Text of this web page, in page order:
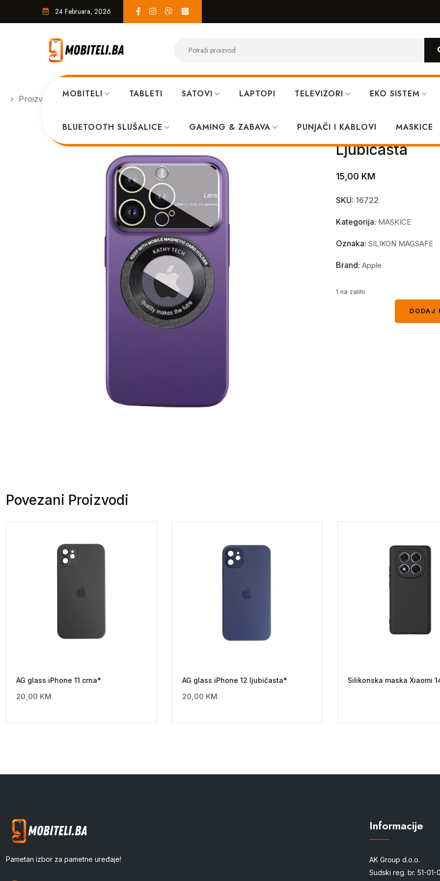
24 Februara, 2026
MOBITELI TABLETI SATOVI LAPTOPI TELEVIZORI EKO SISTEM
BLUETOOTH SLUŠALICE GAMING & ZABAVA PUNJAČI I KABLOVI MASKICE
Proizvodi MASKICE MagSafe Lens maskica iPhone 14 Pro Max Ljubicasta
MagSafe
Ljubicasta
15,00 KM
SKU: 16722
Kategorija: MASKICE
Oznaka: SILIKON MAGSAFE
Brand: Apple
1 na zalihi
DODAJ
Povezani Proizvodi
AG glass iPhone 11 crna*
20,00 KM
AG glass iPhone 12 ljubičasta*
20,00 KM
Silikonska maska Xiaomi
Pametan izbor za pametne uređaje!
Informacije
AK Group d.o.o.
Sudski reg. br. 51-01-